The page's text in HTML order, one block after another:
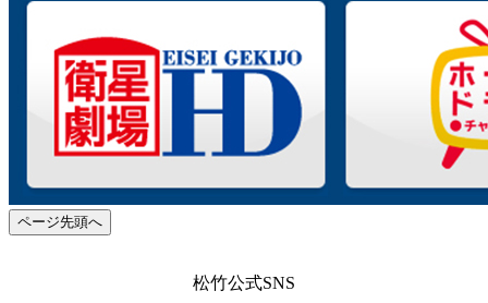
ページ先頭へ
松竹公式SNS